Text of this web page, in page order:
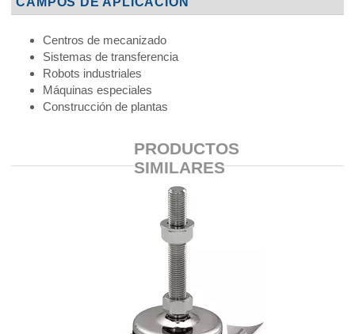
Centros de mecanizado
Sistemas de transferencia
Robots industriales
Máquinas especiales
Construcción de plantas
PRODUCTOS
SIMILARES